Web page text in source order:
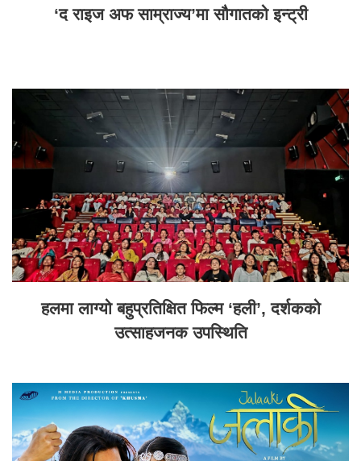
‘द राइज अफ साम्राज्य’मा सौगातको इन्ट्री
हलमा लाग्यो बहुप्रतिक्षित फिल्म ‘हली’, दर्शकको
उत्साहजनक उपस्थिति